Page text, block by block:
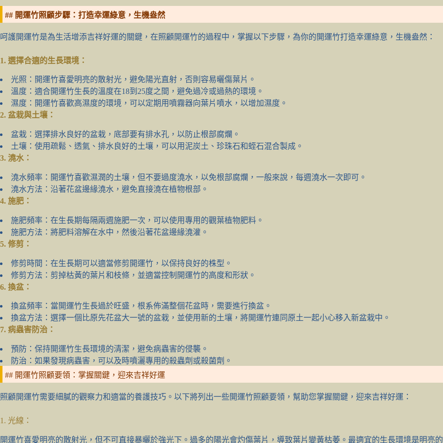
## 開運竹照顧步驟：打造幸運綠意，生機盎然
呵護開運竹是為生活增添吉祥好運的關鍵，在照顧開運竹的過程中，掌握以下步驟，為你的開運竹打造幸運綠意，生機盎然：
1. 選擇合適的生長環境：
光照：開運竹喜愛明亮的散射光，避免陽光直射，否則容易曬傷葉片。
溫度：適合開運竹生長的溫度在18到25度之間，避免過冷或過熱的環境。
濕度：開運竹喜歡高濕度的環境，可以定期用噴霧器向葉片噴水，以增加濕度。
2. 盆栽與土壤：
盆栽：選擇排水良好的盆栽，底部要有排水孔，以防止根部腐爛。
土壤：使用疏鬆、透氣、排水良好的土壤，可以用泥炭土、珍珠石和蛭石混合製成。
3. 澆水：
澆水頻率：開運竹喜歡濕潤的土壤，但不要過度澆水，以免根部腐爛，一般來說，每週澆水一次即可。
澆水方法：沿著花盆邊緣澆水，避免直接澆在植物根部。
4. 施肥：
施肥頻率：在生長期每隔兩週施肥一次，可以使用專用的觀葉植物肥料。
施肥方法：將肥料溶解在水中，然後沿著花盆邊緣澆灌。
5. 修剪：
修剪時間：在生長期可以適當修剪開運竹，以保持良好的株型。
修剪方法：剪掉枯黃的葉片和枝條，並適當控制開運竹的高度和形狀。
6. 換盆：
換盆頻率：當開運竹生長過於旺盛，根系佈滿整個花盆時，需要進行換盆。
換盆方法：選擇一個比原先花盆大一號的盆栽，並使用新的土壤，將開運竹連同原土一起小心移入新盆栽中。
7. 病蟲害防治：
預防：保持開運竹生長環境的清潔，避免病蟲害的侵襲。
防治：如果發現病蟲害，可以及時噴灑專用的殺蟲劑或殺菌劑。
## 開運竹照顧要領：掌握關鍵，迎來吉祥好運
照顧開運竹需要細膩的觀察力和適當的養護技巧。以下將列出一些開運竹照顧要領，幫助您掌握關鍵，迎來吉祥好運：
1. 光線：
開運竹喜愛明亮的散射光，但不可直接暴曬於強光下。過多的陽光會灼傷葉片，導致葉片變黃枯萎。最適宜的生長環境是明亮